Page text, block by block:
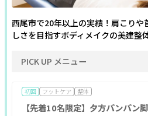
西尾市で20年以上の実績！肩こりや
しさを目指すボディメイクの美建
PICK UP メニュー
初回 フットケア 整体
【先着10名限定】夕方パンパン
閉じる